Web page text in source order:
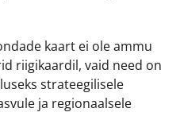
kaart ei ole ammu
riigikaardil, vaid need on
strateegilisele
ja regionaalsele